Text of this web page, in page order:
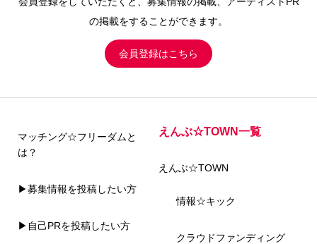
の掲載をすることができます。
会員登録はこちら
マッチング☆フリーダムと
は？
▶募集情報を投稿したい方
▶自己PRを投稿したい方
えんぶ☆TOWN一覧
えんぶ☆TOWN
情報☆キック
クラウドファンディング